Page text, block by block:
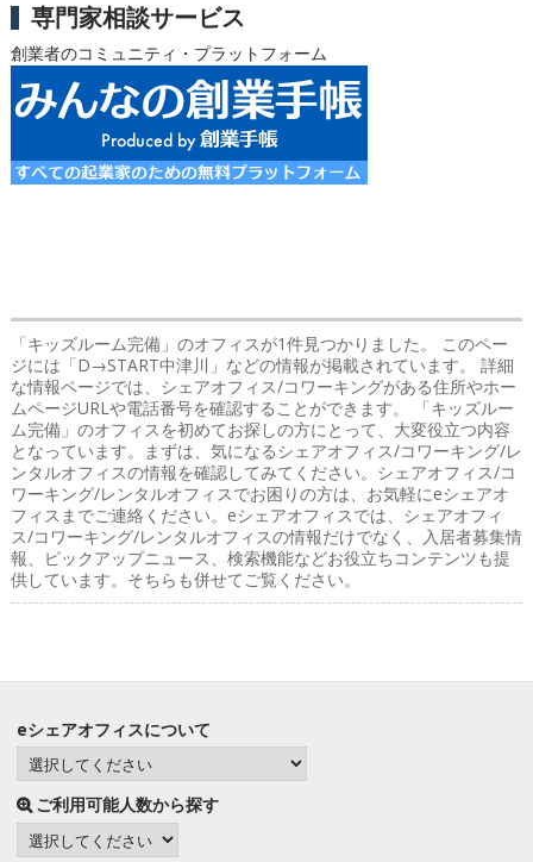
専門家相談サービス
創業者のコミュニティ・プラットフォーム
「キッズルーム完備」のオフィスが1件見つかりました。 このペー
ジには「D→START中津川」などの情報が掲載されています。 詳細
な情報ページでは、シェアオフィス/コワーキングがある住所やホー
ムページURLや電話番号を確認することができます。 「キッズルー
ム完備」のオフィスを初めてお探しの方にとって、大変役立つ内容
となっています。まずは、気になるシェアオフィス/コワーキング/レ
ンタルオフィスの情報を確認してみてください。シェアオフィス/コ
ワーキング/レンタルオフィスでお困りの方は、お気軽にeシェアオ
フィスまでご連絡ください。eシェアオフィスでは、シェアオフィ
ス/コワーキング/レンタルオフィスの情報だけでなく、入居者募集情
報、ピックアップニュース、検索機能などお役立ちコンテンツも提
供しています。そちらも併せてご覧ください。
eシェアオフィスについて
ご利用可能人数から探す